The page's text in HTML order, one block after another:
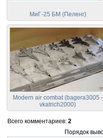
МиГ-25 БМ (Пеленг)
Modern air combat (bagera3005 -
vkatrich2000)
Всего комментариев: 2
Порядок